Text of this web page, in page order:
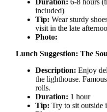
Duration: 6-8 hours
included)
Tip: Wear sturdy
visit in the late
Photo:
Lunch Suggestion: The
Description: Enjoy
the lighthouse.
rolls.
Duration: 1 hour
Tip: Try to sit outside